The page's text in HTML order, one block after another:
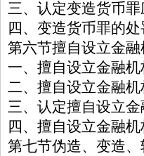
三、认定变造货币
四、变造货币罪的处
第六节擅自设立金融
一、擅自设立金融
二、擅自设立金融
三、认定擅自设立
四、擅自设立金融
第七节伪造、变造